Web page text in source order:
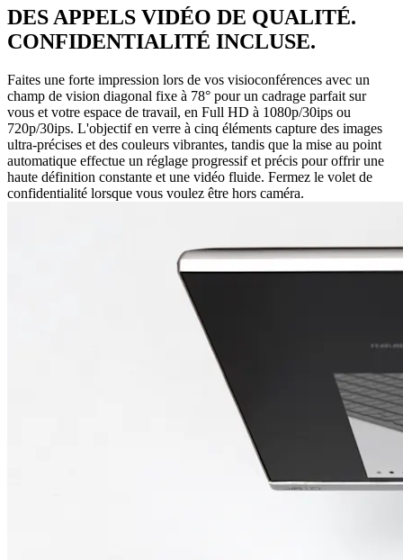
DES APPELS VIDÉO DE QUALITÉ.
CONFIDENTIALITÉ INCLUSE.
Faites une forte impression lors de vos visioconférences avec un
champ de vision diagonal fixe à 78° pour un cadrage parfait sur
vous et votre espace de travail, en Full HD à 1080p/30ips ou
720p/30ips. L'objectif en verre à cinq éléments capture des images
ultra-précises et des couleurs vibrantes, tandis que la mise au point
automatique effectue un réglage progressif et précis pour offrir une
haute définition constante et une vidéo fluide. Fermez le volet de
confidentialité lorsque vous voulez être hors caméra.